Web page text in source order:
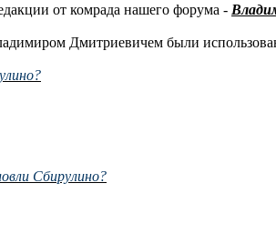
от комрада нашего форума -
Дмитриевичем были
Сбирулино?